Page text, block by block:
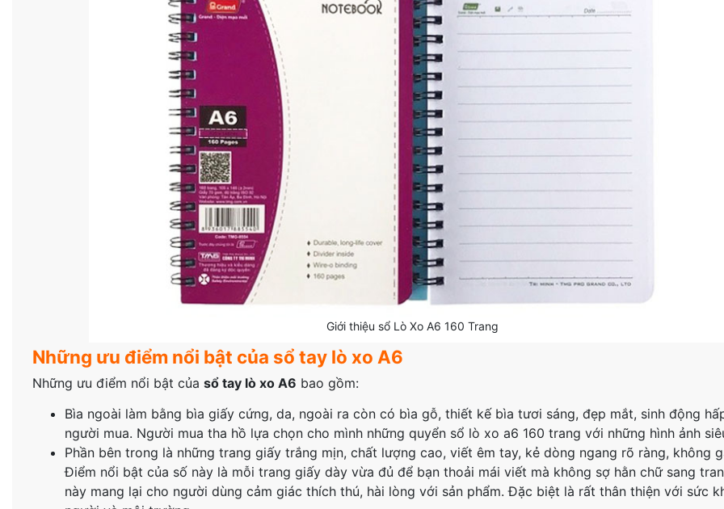
Giới thiệu sổ Lò Xo A6 160 Trang
Những ưu điểm nổi bật của sổ tay lò xo A6
Những ưu điểm nổi bật của sổ tay lò xo A6 bao gồm:
Bìa ngoài làm bằng bìa giấy cứng, da, ngoài ra còn có bìa gỗ, thiết kế bìa tươi sáng, đẹp mắt, sinh động
người mua. Người mua tha hồ lựa chọn cho mình những quyển sổ lò xo a6 160 trang với những hình ảnh
Phần bên trong là những trang giấy trắng mịn, chất lượng cao, viết êm tay, kẻ dòng ngang rõ ràng, không
Điểm nổi bật của số này là mỗi trang giấy dày vừa đủ để bạn thoải mái viết mà không sợ hằn chữ sang
này mang lại cho người dùng cảm giác thích thú, hài lòng với sản phẩm. Đặc biệt là rất thân thiện với sức